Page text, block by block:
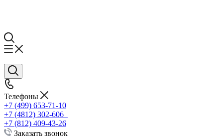
Телефоны
+7 (499) 653-71-10
+7 (4812) 302-606
+7 (812) 409-43-26
Заказать звонок